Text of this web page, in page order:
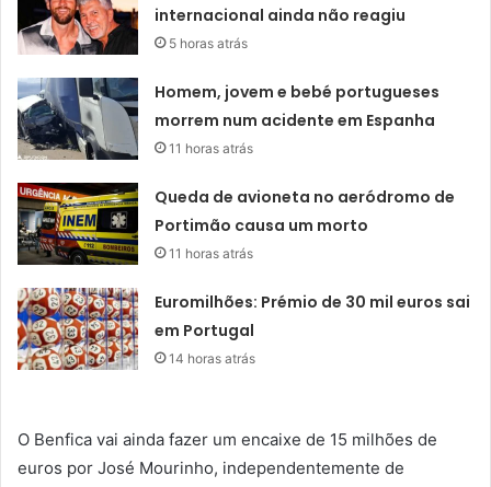
internacional ainda não reagiu
5 horas atrás
Homem, jovem e bebé portugueses
morrem num acidente em Espanha
11 horas atrás
Queda de avioneta no aeródromo de
Portimão causa um morto
11 horas atrás
Euromilhões: Prémio de 30 mil euros sai
em Portugal
14 horas atrás
O Benfica vai ainda fazer um encaixe de 15 milhões de
euros por José Mourinho, independentemente de